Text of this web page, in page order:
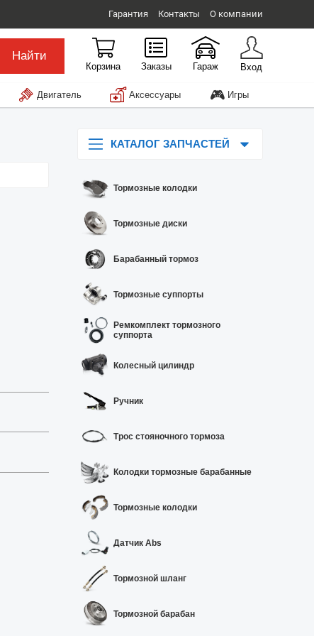
Гарантия Контакты О компании
Найти
Корзина Заказы Гараж Вход
Двигатель Аксессуары 🎮 Игры
КАТАЛОГ ЗАПЧАСТЕЙ
Тормозные колодки
Тормозные диски
Барабанный тормоз
Тормозные суппорты
Ремкомплект тормозного
суппорта
Колесный цилиндр
Ручник
Трос стояночного тормоза
Колодки тормозные барабанные
Тормозные колодки
Датчик Abs
Тормозной шланг
Тормозной барабан